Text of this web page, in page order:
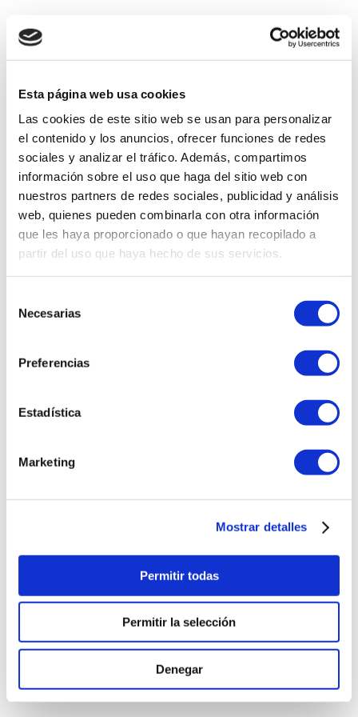
Esta página web usa cookies
Las cookies de este sitio web se usan para personalizar
el contenido y los anuncios, ofrecer funciones de redes
sociales y analizar el tráfico. Además, compartimos
información sobre el uso que haga del sitio web con
nuestros partners de redes sociales, publicidad y análisis
web, quienes pueden combinarla con otra información
que les haya proporcionado o que hayan recopilado a
partir del uso que haya hecho de sus servicios.
Necesarias
Preferencias
Estadística
Marketing
Mostrar detalles
Permitir todas
Permitir la selección
Denegar